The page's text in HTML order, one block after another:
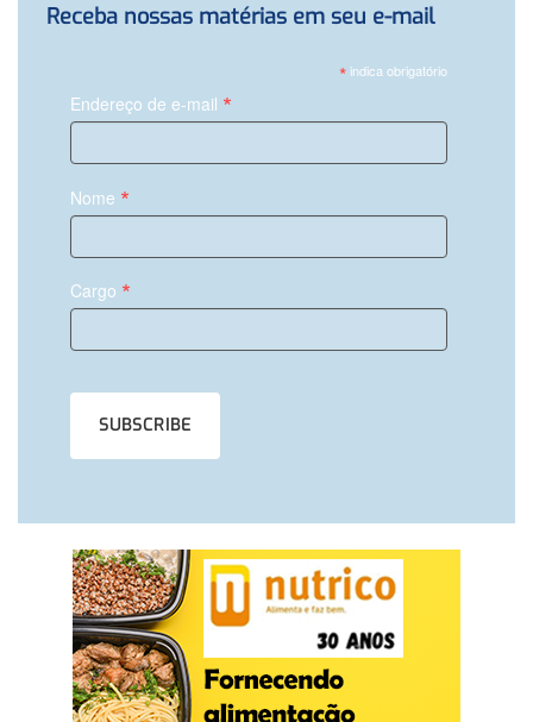
Receba nossas matérias em seu e-mail
*indica obrigatório
Endereço de e-mail *
Nome *
Cargo *